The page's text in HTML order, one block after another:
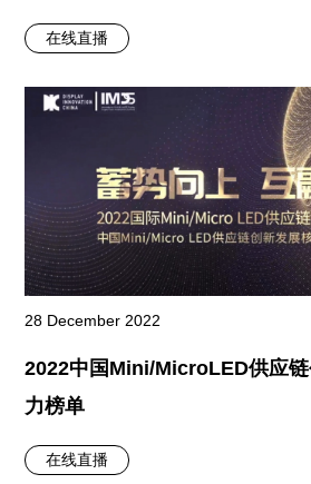
在线直播
28 December 2022
2022中国Mini/MicroLED供应
力榜单
在线直播